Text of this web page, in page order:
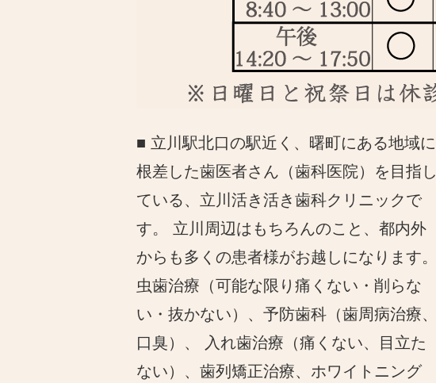
■ 立川駅北口の駅近く、曙町にある地域に
根差した歯医者さん（歯科医院）を目指し
ている、立川活き活き歯科クリニックで
す。 立川周辺はもちろんのこと、都内外
からも多くの患者様がお越しになります。
虫歯治療（可能な限り痛くない・削らな
い・抜かない）、予防歯科（歯周病治療、
口臭）、 入れ歯治療（痛くない、目立た
ない）、歯列矯正治療、ホワイトニング